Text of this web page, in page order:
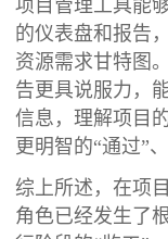
项目管理工具能
的仪表盘和报告
资源需求甘特图
告更具说服力，
信息，理解项目
更明智的“通过”
综上所述，在项
角色已经发生了